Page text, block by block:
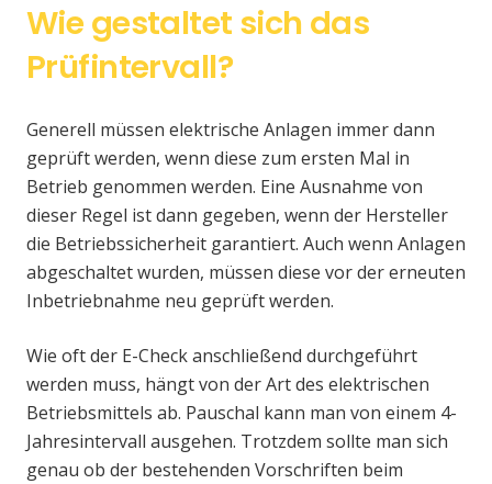
Wie gestaltet sich das
Prüfintervall?
Generell müssen elektrische Anlagen immer dann
geprüft werden, wenn diese zum ersten Mal in
Betrieb genommen werden. Eine Ausnahme von
dieser Regel ist dann gegeben, wenn der Hersteller
die Betriebssicherheit garantiert. Auch wenn Anlagen
abgeschaltet wurden, müssen diese vor der erneuten
Inbetriebnahme neu geprüft werden.
Wie oft der E-Check anschließend durchgeführt
werden muss, hängt von der Art des elektrischen
Betriebsmittels ab. Pauschal kann man von einem 4-
Jahresintervall ausgehen. Trotzdem sollte man sich
genau ob der bestehenden Vorschriften beim